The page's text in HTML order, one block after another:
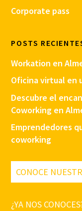
Corporate pass
POSTS
Workation en
Oficina virtual en
Descubre el
Coworking en
Emprendedores
coworking
CONOCE
¿YA NOS